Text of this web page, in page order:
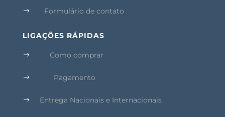
$ Formulário de contato
LIGAÇÕES RÁPIDAS
$ Como comprar
$ Pagamento
$ Entrega Nacionais e Internacionais